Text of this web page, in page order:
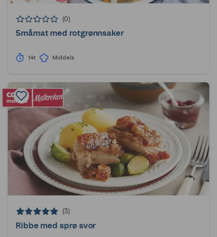
(0)
Småmat med rotgrønnsaker
14t Middels
(3)
Ribbe med sprø svor